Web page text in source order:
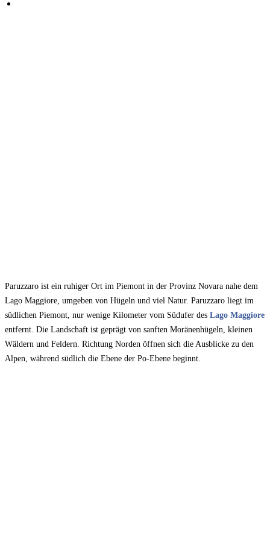
Paruzzaro ist ein ruhiger Ort im Piemont in der Provinz Novara nahe dem
Lago Maggiore, umgeben von Hügeln und viel Natur. Paruzzaro liegt im
südlichen Piemont, nur wenige Kilometer vom Südufer des Lago Maggiore
entfernt. Die Landschaft ist geprägt von sanften Moränenhügeln, kleinen
Wäldern und Feldern. Richtung Norden öffnen sich die Ausblicke zu den
Alpen, während südlich die Ebene der Po-Ebene beginnt.